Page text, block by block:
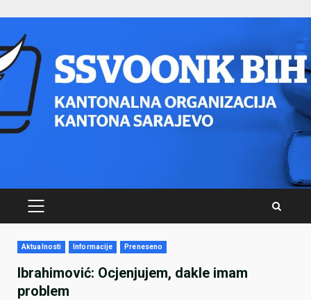
content
PRIMARY
Aktualnosti Informacije Preneseno
Ibrahimović: Ocjenjujem, dakle imam
problem